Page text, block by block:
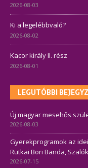
2026-08-03
Ki a legelébbvaló?
2026-08-02
Kacor király II. rész
2026-08-01
LEGUTÓBBI
Új magyar mesehős
2026-08-03
Gyerekprogramok az
Rutkai Bori Banda,
2026-07-15